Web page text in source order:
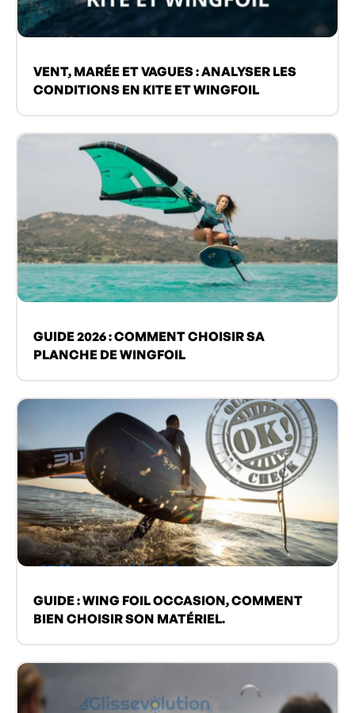
VENT, MARÉE ET VAGUES : ANALYSER LES
CONDITIONS EN KITE ET WINGFOIL
GUIDE 2026 : COMMENT CHOISIR SA
PLANCHE DE WINGFOIL
GUIDE : WING FOIL OCCASION, COMMENT
BIEN CHOISIR SON MATÉRIEL.